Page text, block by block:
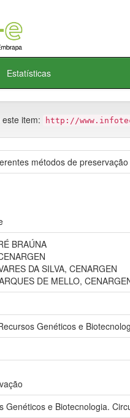
Estatísticas
item: http://
métodos de
BRAÚNA
DA SILVA, CENARGEN
DE MELLO,
Genéticos e
Genéticos e Biotecnologia.